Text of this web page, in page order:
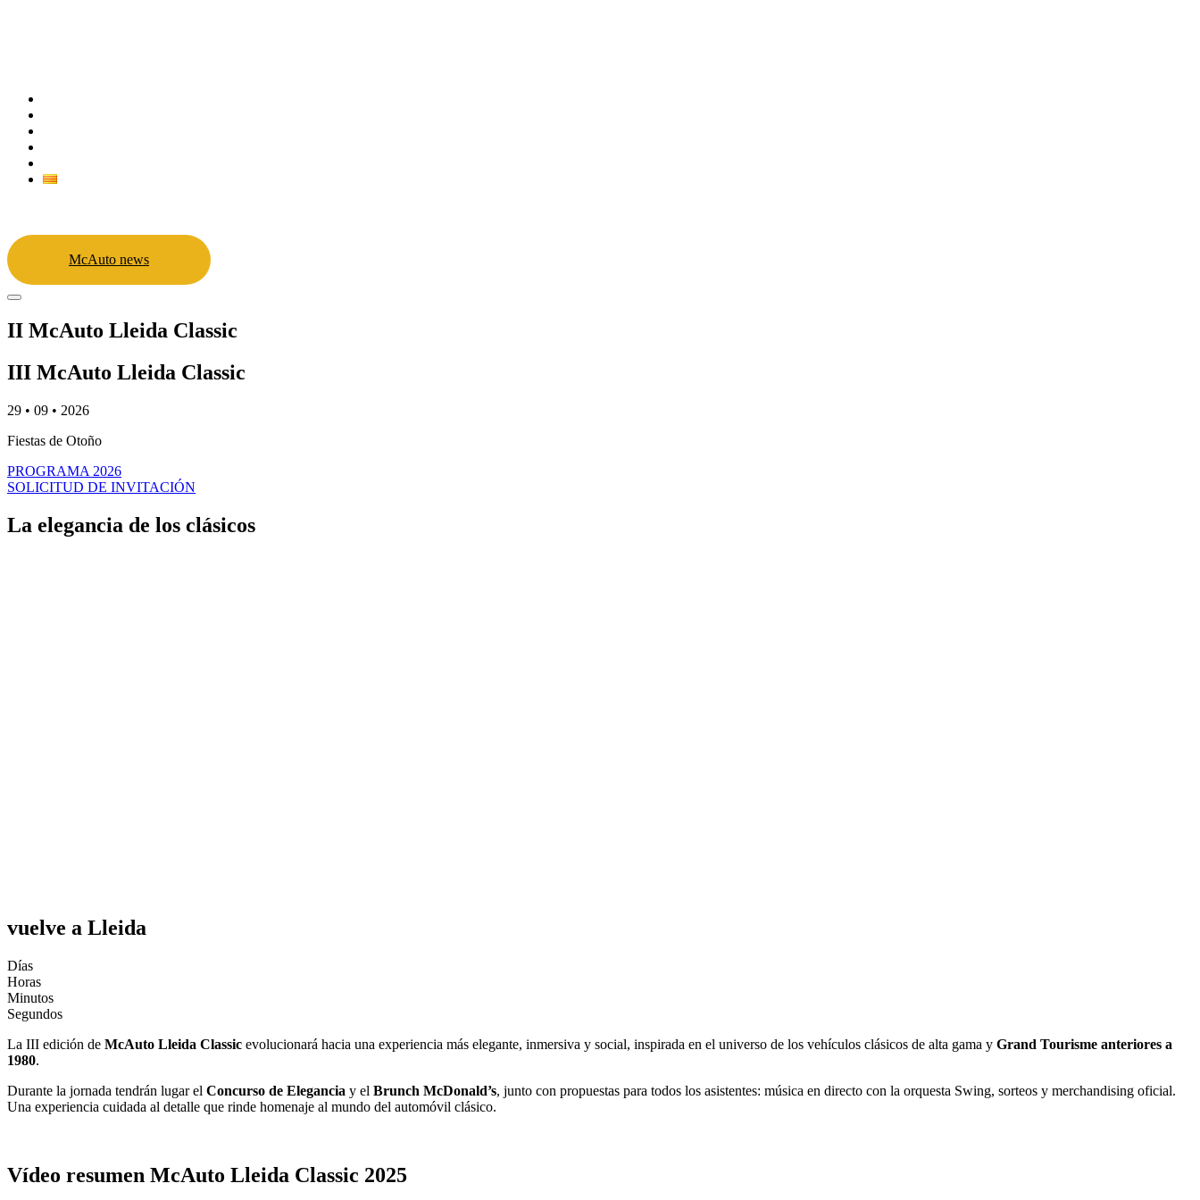
McAuto news
II McAuto Lleida Classic
III McAuto Lleida Classic
29 • 09 • 2026
Fiestas de Otoño
PROGRAMA 2026
SOLICITUD DE INVITACIÓN
La elegancia de los clásicos
vuelve a Lleida
Días
Horas
Minutos
Segundos
La III edición de McAuto Lleida Classic evolucionará hacia una experiencia más elegante, inmersiva y social, inspirada en el universo de los vehículos clásicos de alta gama y Grand Tourisme anteriores a
1980.
Durante la jornada tendrán lugar el Concurso de Elegancia y el Brunch McDonald’s, junto con propuestas para todos los asistentes: música en directo con la orquesta Swing, sorteos y merchandising oficial.
Una experiencia cuidada al detalle que rinde homenaje al mundo del automóvil clásico.
Vídeo resumen McAuto Lleida Classic 2025